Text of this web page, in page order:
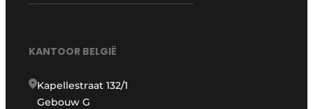
KANTOOR BELGIË
Kapellestraat 132/1
Gebouw G